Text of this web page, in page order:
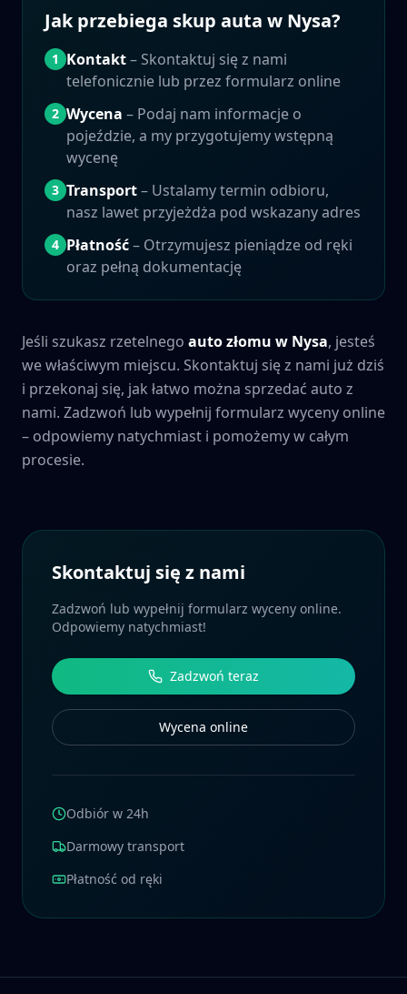
Jak przebiega skup auta w Nysa?
1 Kontakt– Skontaktuj się z nami
telefonicznie lub przez formularz online
2 Wycena – Podaj nam informacje o
pojeździe, a my przygotujemy wstępną
wycenę
3 Transport– Ustalamy termin odbioru,
nasz lawet przyjeżdża pod wskazany adres
4 Płatność– Otrzymujesz pieniądze od ręki
oraz pełną dokumentację
Jeśli szukasz rzetelnego auto złomu w Nysa, jesteś
we właściwym miejscu. Skontaktuj się z nami już dziś
i przekonaj się, jak łatwo można sprzedać auto z
nami. Zadzwoń lub wypełnij formularz wyceny online
– odpowiemy natychmiast i pomożemy w całym
procesie.
Skontaktuj się z nami
Zadzwoń lub wypełnij formularz wyceny online.
Odpowiemy natychmiast!
Zadzwoń teraz
Wycena online
Odbiór w 24h
Darmowy transport
Płatność od ręki